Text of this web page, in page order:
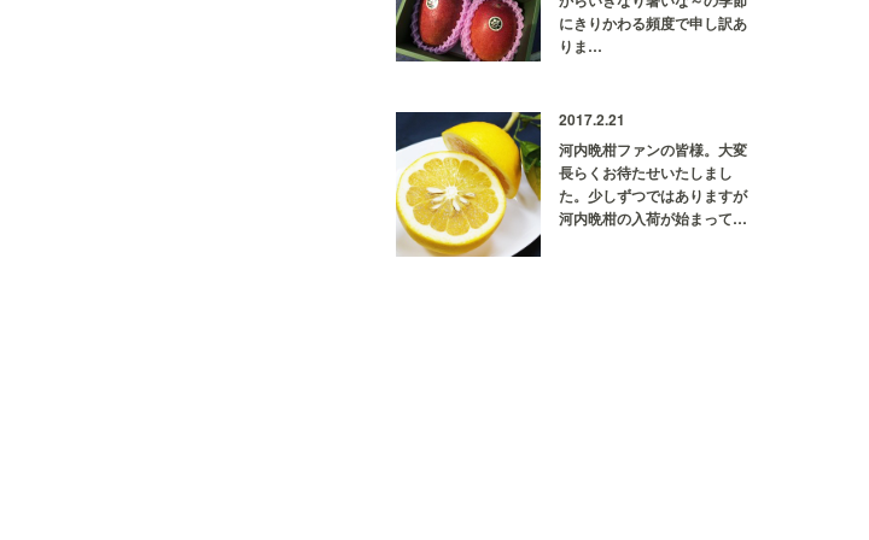
にきりかわる頻度で申し訳あ
りま…
2017.2.21
河内晩柑ファンの皆様。大変
長らくお待たせいたしまし
た。少しずつではありますが
河内晩柑の入荷が始まって…